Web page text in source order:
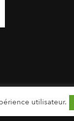
utilisateur.